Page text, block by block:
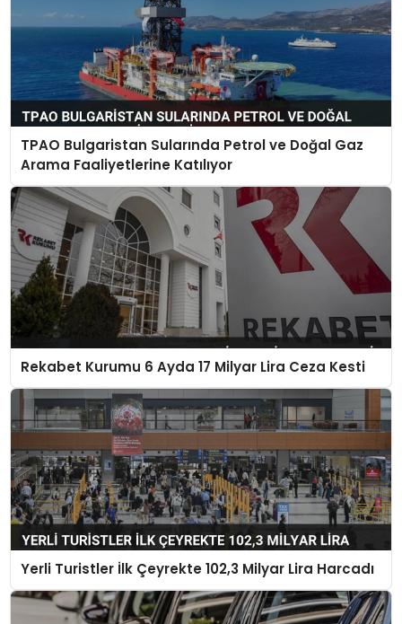
TPAO Bulgaristan Sularında Petrol ve Doğal Gaz
Arama Faaliyetlerine Katılıyor
Rekabet Kurumu 6 Ayda 17 Milyar Lira Ceza Kesti
Yerli Turistler İlk Çeyrekte 102,3 Milyar Lira Harcadı